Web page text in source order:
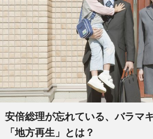
安倍総理が忘れている、バラマ
「地方再生」とは？